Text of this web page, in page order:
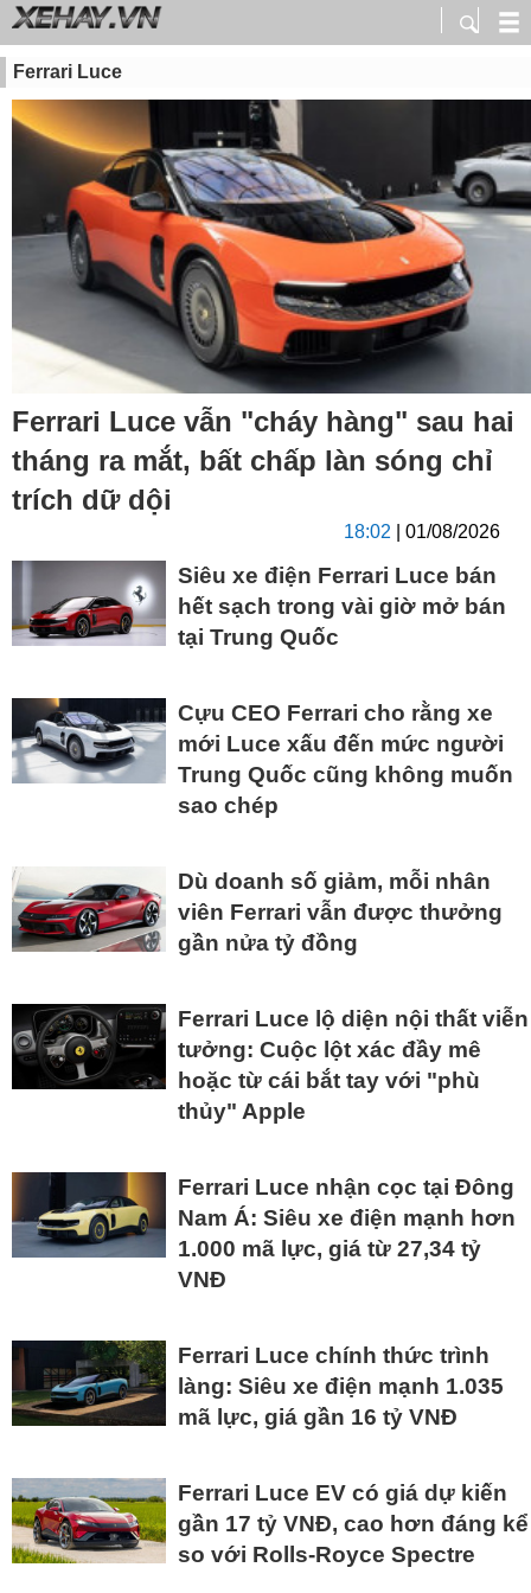
Ferrari Luce
Ferrari Luce vẫn "cháy hàng" sau hai
tháng ra mắt, bất chấp làn sóng chỉ
trích dữ dội
18:02 | 01/08/2026
Siêu xe điện Ferrari Luce bán
hết sạch trong vài giờ mở bán
tại Trung Quốc
Cựu CEO Ferrari cho rằng xe
mới Luce xấu đến mức người
Trung Quốc cũng không muốn
sao chép
Dù doanh số giảm, mỗi nhân
viên Ferrari vẫn được thưởng
gần nửa tỷ đồng
Ferrari Luce lộ diện nội thất viễn
tưởng: Cuộc lột xác đầy mê
hoặc từ cái bắt tay với "phù
thủy" Apple
Ferrari Luce nhận cọc tại Đông
Nam Á: Siêu xe điện mạnh hơn
1.000 mã lực, giá từ 27,34 tỷ
VNĐ
Ferrari Luce chính thức trình
làng: Siêu xe điện mạnh 1.035
mã lực, giá gần 16 tỷ VNĐ
Ferrari Luce EV có giá dự kiến
gần 17 tỷ VNĐ, cao hơn đáng kể
so với Rolls-Royce Spectre